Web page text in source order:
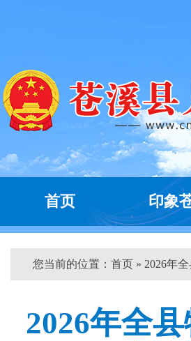
首页 印象
您当前的位置： 首页 » 2026年
2026年全